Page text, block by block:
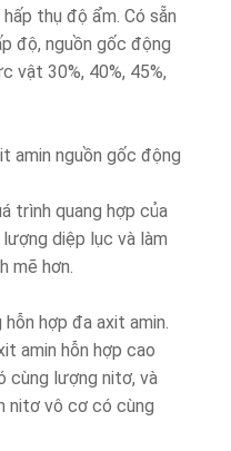
thụ độ ẩm. Có sẵn
độ, nguồn gốc động
vật 30%, 40%, 45%,
amin nguồn gốc động
trình quang hợp của
diệp lục và làm
mẽ hơn.
hợp đa axit amin.
amin hỗn hợp cao
cùng lượng nitơ, và
nitơ vô cơ có cùng